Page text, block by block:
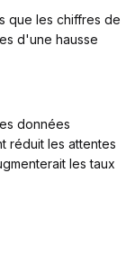
que les chiffres de
d'une hausse
données
réduit les attentes
les taux